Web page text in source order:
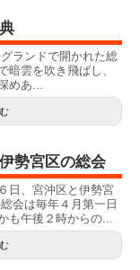
ンドで開かれた総
暗雲を吹き飛ばし、
めあ...
勢宮区の総会
日、宮沖区と伊勢宮
会は毎年４月第一日
も午後２時からの...